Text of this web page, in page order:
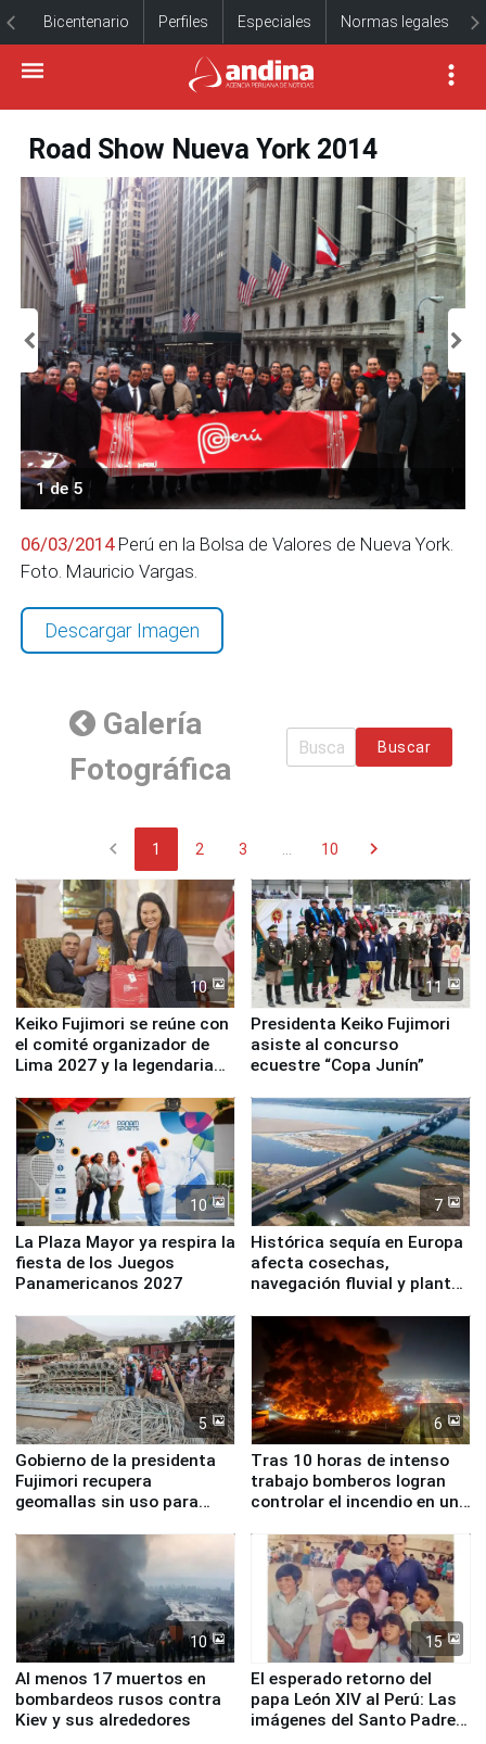
Bicentenario Perfiles Especiales Normas legales
Road Show Nueva York 2014
1 de 5
06/03/2014Perú en la Bolsa de Valores de Nueva York.
Foto. Mauricio Vargas.
Descargar Imagen
Galería
Fotográfica
Buscar
chevron_left 1 2 3 ... 10 chevron_right
10
Keiko Fujimori se reúne con
el comité organizador de
Lima 2027 y la legendaria
11
Presidenta Keiko Fujimori
asiste al concurso
ecuestre “Copa Junín”
10
La Plaza Mayor ya respira la
fiesta de los Juegos
Panamericanos 2027
7
Histórica sequía en Europa
afecta cosechas,
navegación fluvial y plantas
5
Gobierno de la presidenta
Fujimori recupera
geomallas sin uso para
Fenómeno El Niño
6
Tras 10 horas de intenso
trabajo bomberos logran
controlar el incendio en una
de Chile
10
Al menos 17 muertos en
bombardeos rusos contra
Kiev y sus alrededores
15
El esperado retorno del
papa León XIV al Perú: Las
imágenes del Santo Padre